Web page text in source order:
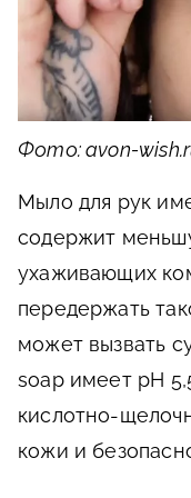
Фото: avon-
Мыло для рук
содержит
ухаживающих
передержать
может вызвать
soap имеет pH
кислотно-
кожи и